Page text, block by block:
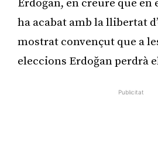
Erdoğan, en creure que en
ha acabat amb la llibertat
mostrat convençut que a
eleccions Erdoğan perdrà
Publicitat